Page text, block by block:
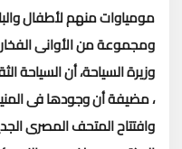
مومياوات منهم لأطفال
ومجموعة من الأوانى
وزيرة السياحة، أن السياحة
، مضيفة أن وجودها فى
وافتتاح المتحف المصرى